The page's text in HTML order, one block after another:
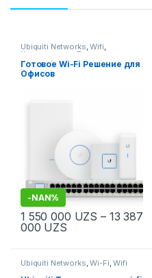
Ubiquiti Networks,Wifi,
Комплексные Решения
Готовое Wi-Fi Решение для
Офисов
-NAN%
1 550 000 UZS – 13 387
000 UZS
Ubiquiti Networks,Wi-Fi,Wifi